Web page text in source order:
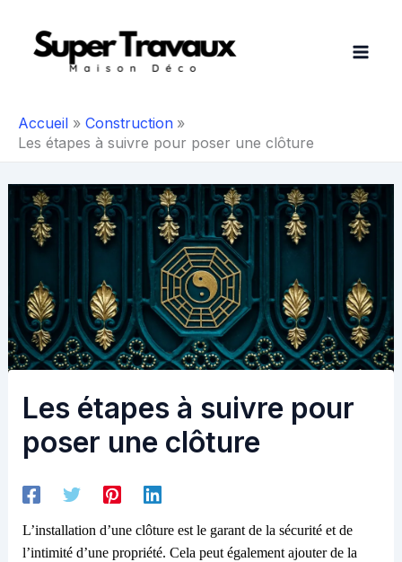
contenu
Accueil
Construction
Les étapes à suivre pour poser une clôture
Les étapes à suivre pour
poser une clôture
L’installation d’une clôture est le garant de la sécurité et de
l’intimité d’une propriété. Cela peut également ajouter de la